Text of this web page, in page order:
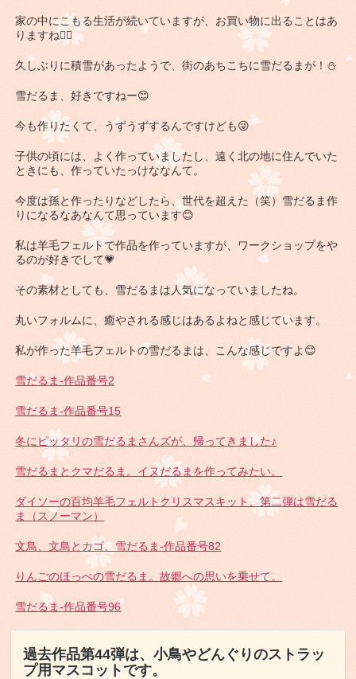
家の中にこもる生活が続いていますが、お買い物に出ることはあ
りますね🚶‍♀️
久しぶりに積雪があったようで、街のあちこちに雪だるまが！⛄
雪だるま、好きですねー😊
今も作りたくて、うずうずするんですけども😜
子供の頃には、よく作っていましたし、遠く北の地に住んでいた
ときにも、作っていたっけななんて。
今度は孫と作ったりなどしたら、世代を超えた（笑）雪だるま作
りになるなあなんて思っています😊
私は羊毛フェルトで作品を作っていますが、ワークショップをや
るのが好きでして💗
その素材としても、雪だるまは人気になっていましたね。
丸いフォルムに、癒やされる感じはあるよねと感じています。
私が作った羊毛フェルトの雪だるまは、こんな感じですよ😊
雪だるま-作品番号2
雪だるま-作品番号15
冬にピッタリの雪だるまさんズが、帰ってきました♪
雪だるまとクマだるま。イヌだるまを作ってみたい。
ダイソーの百均羊毛フェルトクリスマスキット、第二弾は雪だる
ま（スノーマン）
文鳥、文鳥とカゴ、雪だるま-作品番号82
りんごのほっぺの雪だるま。故郷への思いを乗せて。
雪だるま-作品番号96
過去作品第44弾は、小鳥やどんぐりのストラッ
プ用マスコットです。